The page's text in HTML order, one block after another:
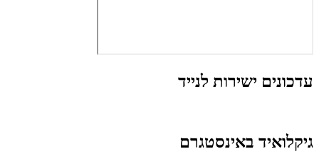
עדכונים ישירות לנייד
גיקלואיד באינסטגרם